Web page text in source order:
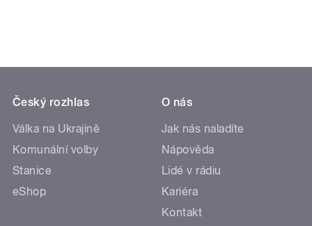
Český rozhlas
Válka na Ukrajině
Komunální volby
Stanice
eShop
O nás
Jak nás naladíte
Nápověda
Lidé v rádiu
Kariéra
Kontakt